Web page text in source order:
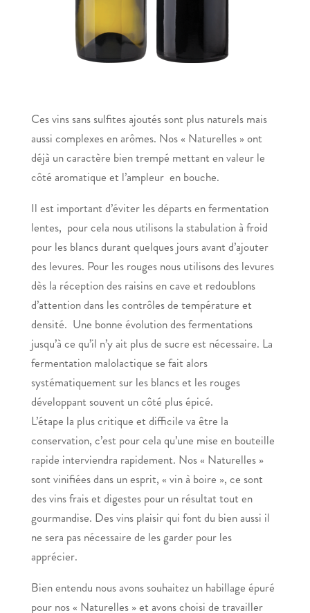
Ces vins sans sulfites ajoutés sont plus naturels mais
aussi complexes en arômes. Nos « Naturelles » ont
déjà un caractère bien trempé mettant en valeur le
côté aromatique et l’ampleur en bouche.
Il est important d’éviter les départs en fermentation
lentes, pour cela nous utilisons la stabulation à froid
pour les blancs durant quelques jours avant d’ajouter
des levures. Pour les rouges nous utilisons des levures
dès la réception des raisins en cave et redoublons
d’attention dans les contrôles de température et
densité. Une bonne évolution des fermentations
jusqu’à ce qu’il n’y ait plus de sucre est nécessaire. La
fermentation malolactique se fait alors
systématiquement sur les blancs et les rouges
développant souvent un côté plus épicé.
L’étape la plus critique et difficile va être la
conservation, c’est pour cela qu’une mise en bouteille
rapide interviendra rapidement. Nos « Naturelles »
sont vinifiées dans un esprit, « vin à boire », ce sont
des vins frais et digestes pour un résultat tout en
gourmandise. Des vins plaisir qui font du bien aussi il
ne sera pas nécessaire de les garder pour les
apprécier.
Bien entendu nous avons souhaitez un habillage épuré
pour nos « Naturelles » et avons choisi de travailler